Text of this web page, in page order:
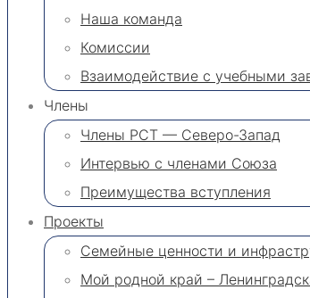
Наша команда
Комиссии
Взаимодействие с учебными
Члены
Члены РСТ — Северо-Запад
Интервью с членами Союза
Преимущества вступления
Проекты
Семейные ценности и
Мой родной край –